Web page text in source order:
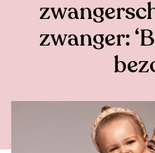
zwanger: